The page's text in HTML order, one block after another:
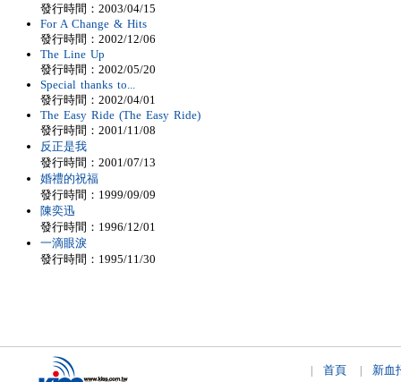
發行時間：2003/04/15
For A Change & Hits
發行時間：2002/12/06
The Line Up
發行時間：2002/05/20
Special thanks to...
發行時間：2002/04/01
The Easy Ride (The Easy Ride)
發行時間：2001/11/08
反正是我
發行時間：2001/07/13
婚禮的祝福
發行時間：1999/09/09
陳奕迅
發行時間：1996/12/01
一滴眼淚
發行時間：1995/11/30
首頁 新血